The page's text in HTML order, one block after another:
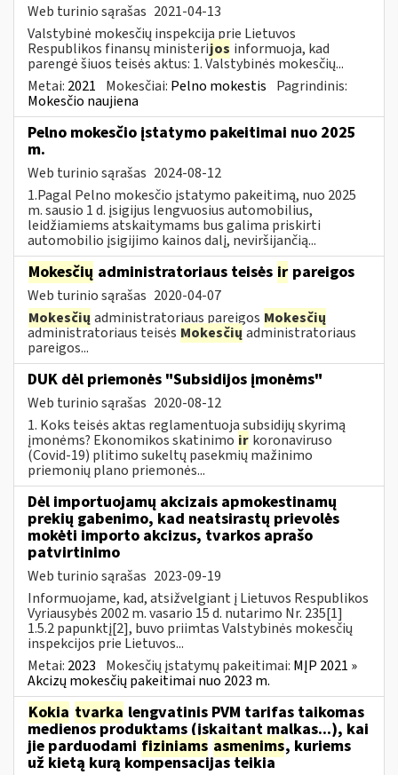
Web turinio sąrašas 2021-04-13
Valstybinė mokesčių inspekcija prie Lietuvos
Respublikos finansų ministerijos informuoja, kad
parengė šiuos teisės aktus: 1. Valstybinės mokesčių...
Metai: 2021 Mokesčiai: Pelno mokestis Pagrindinis:
Mokesčio naujiena
Pelno mokesčio įstatymo pakeitimai nuo 2025
m.
Web turinio sąrašas 2024-08-12
1.Pagal Pelno mokesčio įstatymo pakeitimą, nuo 2025
m. sausio 1 d. įsigijus lengvuosius automobilius,
leidžiamiems atskaitymams bus galima priskirti
automobilio įsigijimo kainos dalį, neviršijančią...
Mokesčių administratoriaus teisės ir pareigos
Web turinio sąrašas 2020-04-07
Mokesčių administratoriaus pareigos Mokesčių
administratoriaus teisės Mokesčių administratoriaus
pareigos...
DUK dėl priemonės "Subsidijos įmonėms"
Web turinio sąrašas 2020-08-12
1. Koks teisės aktas reglamentuoja subsidijų skyrimą
įmonėms? Ekonomikos skatinimo ir koronaviruso
(Covid-19) plitimo sukeltų pasekmių mažinimo
priemonių plano priemonės...
Dėl importuojamų akcizais apmokestinamų
prekių gabenimo, kad neatsirastų prievolės
mokėti importo akcizus, tvarkos aprašo
patvirtinimo
Web turinio sąrašas 2023-09-19
Informuojame, kad, atsižvelgiant į Lietuvos Respublikos
Vyriausybės 2002 m. vasario 15 d. nutarimo Nr. 235[1]
1.5.2 papunktį[2], buvo priimtas Valstybinės mokesčių
inspekcijos prie Lietuvos...
Metai: 2023 Mokesčių įstatymų pakeitimai: MĮP 2021 »
Akcizų mokesčių pakeitimai nuo 2023 m.
Kokia tvarka lengvatinis PVM tarifas taikomas
medienos produktams (įskaitant malkas...), kai
jie parduodami fiziniams asmenims, kuriems
už kietą kurą kompensacijas teikia